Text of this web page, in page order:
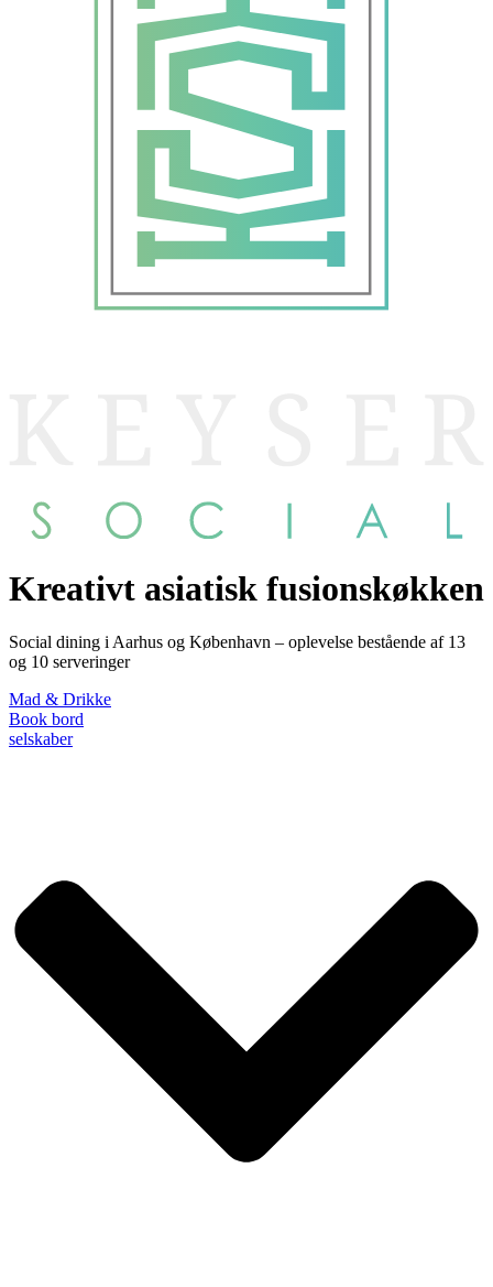
Kreativt asiatisk fusionskøkken
Social dining i Aarhus og København – oplevelse bestående af 13
og 10 serveringer
Mad & Drikke
Book bord
selskaber